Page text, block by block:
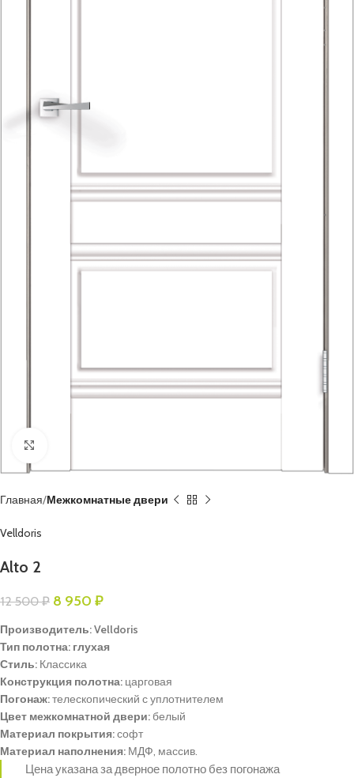
Главная Межкомнатные двери
Velldoris
Alto 2
12 500₽ 8 950 ₽
Производитель: Velldoris
Тип полотна: глухая
Стиль: Классика
Конструкция полотна: царговая
Погонаж:телескопический с уплотнителем
Цвет межкомнатной двери: белый
Материал покрытия:софт
Материал наполнения: МДФ, массив.
Цена указана за дверное полотно без погонажа